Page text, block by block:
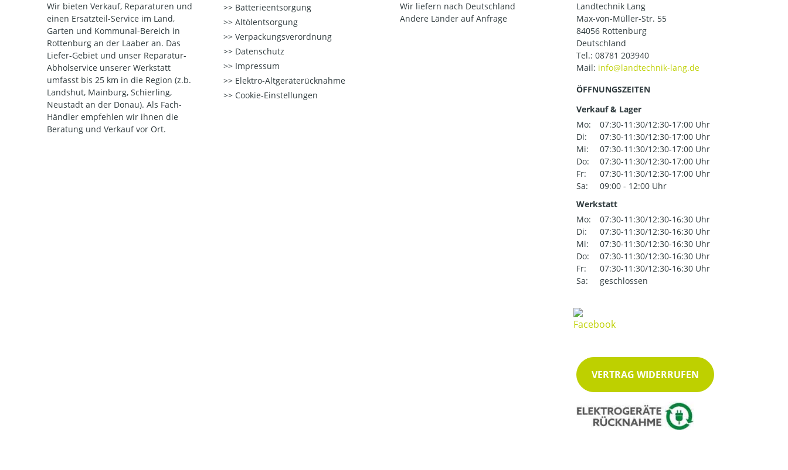
Wir bieten Verkauf, Reparaturen und
einen Ersatzteil-Service im Land,
Garten und Kommunal-Bereich in
Rottenburg an der Laaber an. Das
Liefer-Gebiet und unser Reparatur-
Abholservice unserer Werkstatt
umfasst bis 25 km in die Region (z.b.
Landshut, Mainburg, Schierling,
Neustadt an der Donau). Als Fach-
Händler empfehlen wir ihnen die
Beratung und Verkauf vor Ort.
Batterieentsorgung
Altölentsorgung
Verpackungsverordnung
Datenschutz
Impressum
Elektro-Altgeräterücknahme
Cookie-Einstellungen
Wir liefern nach Deutschland
Andere Länder auf Anfrage
Landtechnik Lang
Max-von-Müller-Str. 55
84056 Rottenburg
Deutschland
Tel.: 08781 203940
Mail:
ÖFFNUNGSZEITEN
Verkauf & Lager
Mo:
07:30-11:30/12:30-17:00 Uhr
Di:
07:30-11:30/12:30-17:00 Uhr
Mi:
07:30-11:30/12:30-17:00 Uhr
Do:
07:30-11:30/12:30-17:00 Uhr
Fr:
07:30-11:30/12:30-17:00 Uhr
Sa:
09:00 - 12:00 Uhr
Werkstatt
Mo:
07:30-11:30/12:30-16:30 Uhr
Di:
07:30-11:30/12:30-16:30 Uhr
Mi:
07:30-11:30/12:30-16:30 Uhr
Do:
07:30-11:30/12:30-16:30 Uhr
Fr:
07:30-11:30/12:30-16:30 Uhr
Sa:
geschlossen
VERTRAG WIDERRUFEN